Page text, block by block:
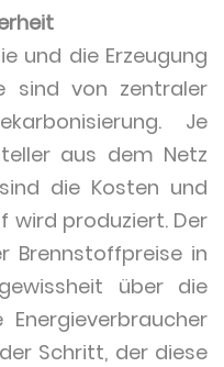
und die Erzeugung
sind von zentraler
Je
aus dem Netz
die Kosten und
wird produziert. Der
Brennstoffpreise in
über die
Schritt, der diese